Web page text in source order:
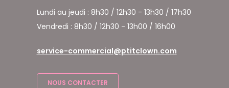
Lundi au jeudi : 8h30 / 12h30 - 13h30 / 17h30
Vendredi : 8h30 / 12h30 - 13h00 / 16h00
service-commercial@ptitclown.com
NOUS CONTACTER